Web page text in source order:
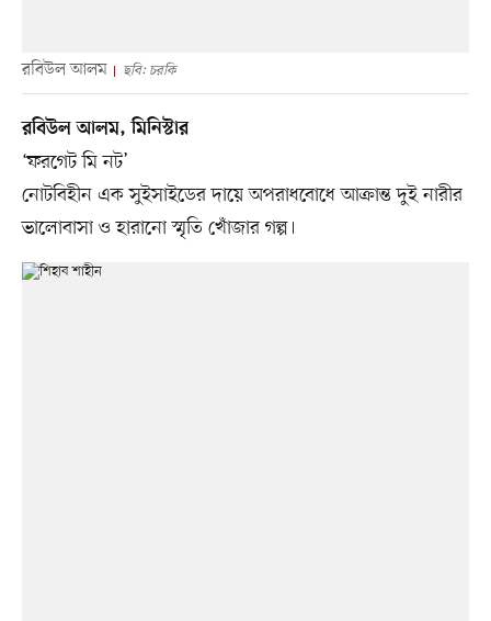
রবিউল আলম ছবি: চরকি
রবিউল আলম, মিনিস্টার
‘ফরগেট মি নট’
নোটবিহীন এক সুইসাইডের দায়ে অপরাধবোধে আক্রান্ত দুই নারীর
ভালোবাসা ও হারানো স্মৃতি খোঁজার গল্প।